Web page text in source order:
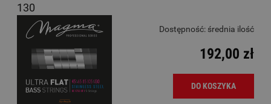
130
Dostępność: średnia ilość
192,00 zł
DO KOSZYKA